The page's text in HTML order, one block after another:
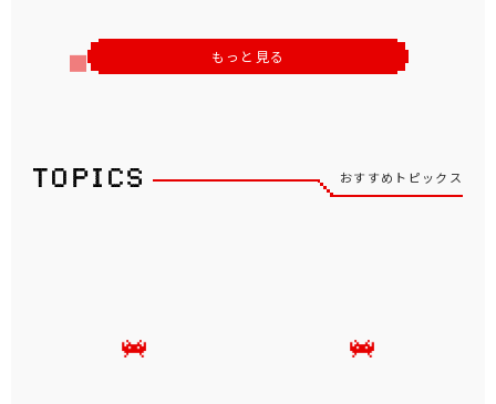
もっと見る
おすすめトピックス